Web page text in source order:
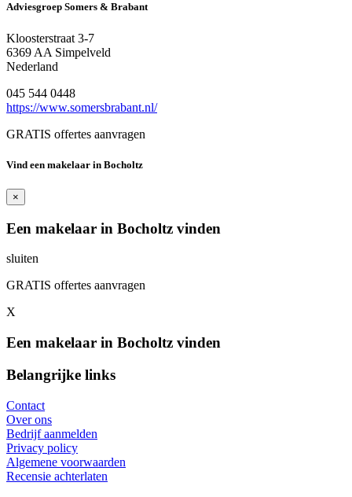
Adviesgroep Somers & Brabant
Kloosterstraat 3-7
6369 AA Simpelveld
Nederland
045 544 0448
https://www.somersbrabant.nl/
GRATIS offertes aanvragen
Vind een makelaar in Bocholtz
×
Een makelaar in Bocholtz vinden
sluiten
GRATIS offertes aanvragen
X
Een makelaar in Bocholtz vinden
Belangrijke links
Contact
Over ons
Bedrijf aanmelden
Privacy policy
Algemene voorwaarden
Recensie achterlaten